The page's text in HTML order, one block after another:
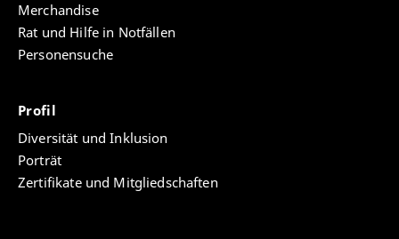
Merchandise
Rat und Hilfe in Notfällen
Personensuche
Profil
Diversität und Inklusion
Porträt
Zertifikate und Mitgliedschaften